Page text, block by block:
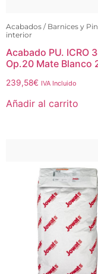
Acabados / Barnices y
interior
Acabado PU. ICRO
Op.20 Mate Blanco
239,58€ IVA Incluido
Añadir al carrito